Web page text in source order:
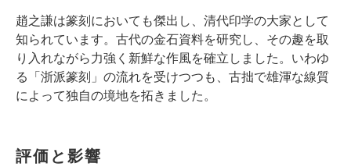
趙之謙は篆刻においても傑出し、清代印学の大家として
知られています。古代の金石資料を研究し、その趣を取
り入れながら力強く新鮮な作風を確立しました。いわゆ
る「浙派篆刻」の流れを受けつつも、古拙で雄渾な線質
によって独自の境地を拓きました。
評価と影響